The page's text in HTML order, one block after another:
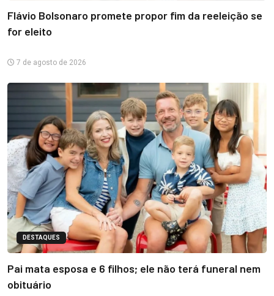
Flávio Bolsonaro promete propor fim da reeleição se
for eleito
7 de agosto de 2026
DESTAQUES
Pai mata esposa e 6 filhos; ele não terá funeral nem
obituário